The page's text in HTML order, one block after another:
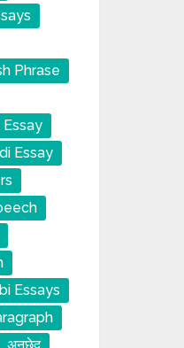
Phrase
Essay
Essay
Essays